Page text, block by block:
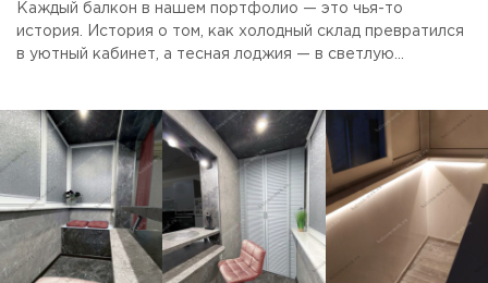
Каждый балкон в нашем портфолио — это чья-то
история. История о том, как холодный склад превратился
в уютный кабинет, а тесная лоджия — в светлую
то, что нравится — просто скажите, мы сделаем так же.